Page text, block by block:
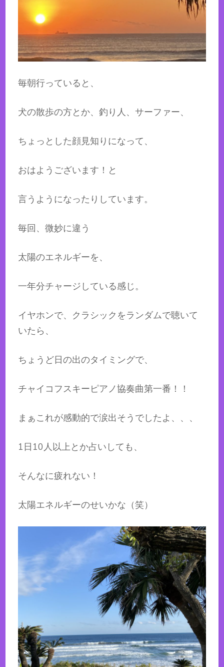
毎朝行っていると、
犬の散歩の方とか、釣り人、サーファー、
ちょっとした顔見知りになって、
おはようございます！と
言うようになったりしています。
毎回、微妙に違う
太陽のエネルギーを、
一年分チャージしている感じ。
イヤホンで、クラシックをランダムで聴いて
いたら、
ちょうど日の出のタイミングで、
チャイコフスキーピアノ協奏曲第一番！！
まぁこれが感動的で涙出そうでしたよ、、、
1日10人以上とか占いしても、
そんなに疲れない！
太陽エネルギーのせいかな（笑）